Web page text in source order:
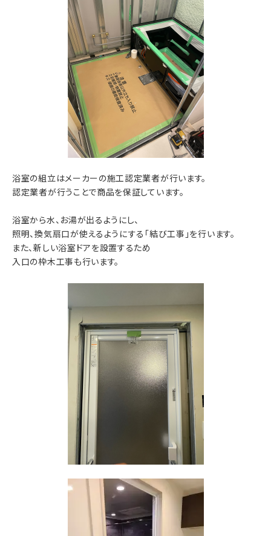
浴室の組立はメーカーの施工認定業者が行います。
認定業者が行うことで商品を保証しています。
浴室から水、お湯が出るようにし、
照明、換気扇口が使えるようにする「結び工事」を行います。
また、新しい浴室ドアを設置するため
入口の枠木工事も行います。